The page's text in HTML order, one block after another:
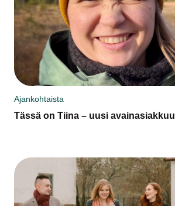
Ajankohtaista
Tässä on Tiina – uusi